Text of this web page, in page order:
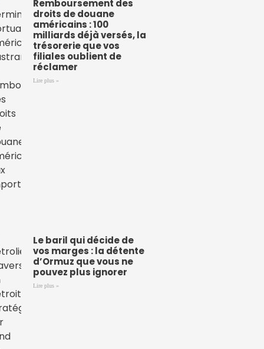
Remboursement des
droits de douane
américains : 100
milliards déjà versés, la
trésorerie que vos
filiales oublient de
réclamer
Lire plus »
Le baril qui décide de
vos marges : la détente
d’Ormuz que vous ne
pouvez plus ignorer
Lire plus »